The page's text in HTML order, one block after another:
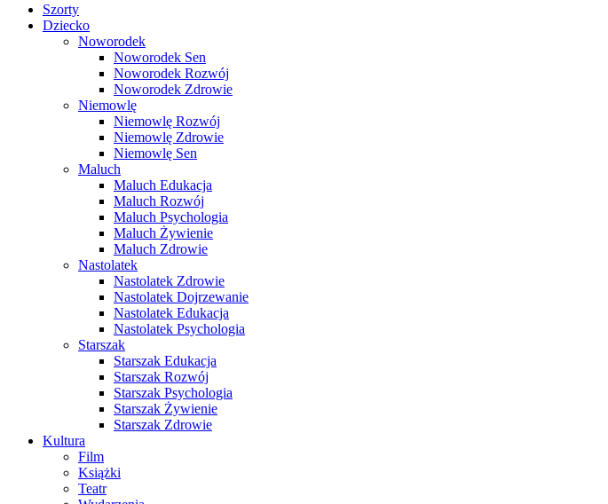
Szorty
Dziecko
Noworodek
Noworodek Sen
Noworodek Rozwój
Noworodek Zdrowie
Niemowlę
Niemowlę Rozwój
Niemowlę Zdrowie
Niemowlę Sen
Maluch
Maluch Edukacja
Maluch Rozwój
Maluch Psychologia
Maluch Żywienie
Maluch Zdrowie
Nastolatek
Nastolatek Zdrowie
Nastolatek Dojrzewanie
Nastolatek Edukacja
Nastolatek Psychologia
Starszak
Starszak Edukacja
Starszak Rozwój
Starszak Psychologia
Starszak Żywienie
Starszak Zdrowie
Kultura
Film
Książki
Teatr